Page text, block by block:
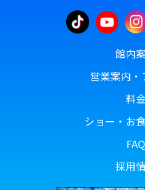
館内
営業案内・
料金
ショー・お
FAQ
採用